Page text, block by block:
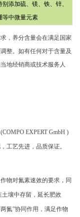
别添加硫、镁、铁、锌、
等中微量元素
，养分含量会在满足国家
整。如有任何对于含量及
地经销商或技术服务人
EXPERT GmbH )
工艺先进，品质保证。
物对氮素速效的要求，同
壤中存留，延长肥效
氮”协同作用，满足作物